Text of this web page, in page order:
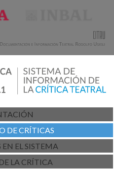
DE CRÍTICAS
EN EL SISTEMA
LA CRÍTICA